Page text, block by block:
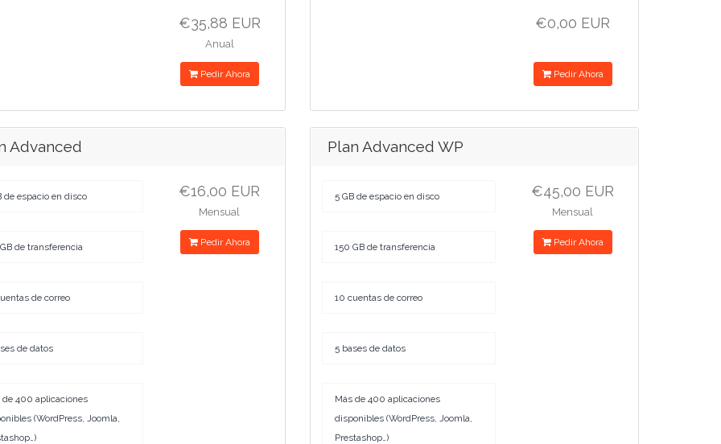
€35,88 EUR
Anual
Pedir Ahora
€0,00 EUR
Pedir Ahora
Advanced
de espacio en disco
de transferencia
de correo
de datos
de 400 aplicaciones
(WordPress, Joomla,
€16,00 EUR
Mensual
Pedir Ahora
Plan Advanced WP
5 GB de espacio en disco
150 GB de transferencia
10 cuentas de correo
5 bases de datos
Más de 400 aplicaciones
disponibles (WordPress, Joomla,
Prestashop…)
€45,00 EUR
Mensual
Pedir Ahora